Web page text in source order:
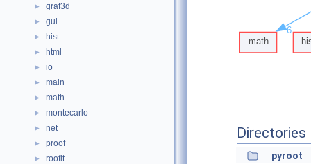
► graf3d
► gui
► hist
► html
► io
► main
► math
► montecarlo
► net
► proof
► roofit
Directories
pyroot